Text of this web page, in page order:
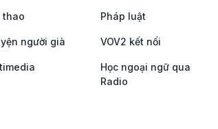
thao Pháp luật
người già VOV2 kết nối
Học ngoại ngữ qua
Radio